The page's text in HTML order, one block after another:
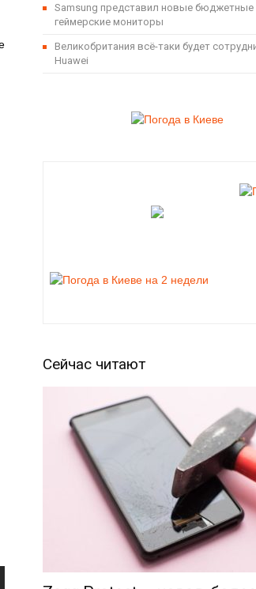
Samsung представил новые бюджетные
геймерские мониторы
Великобритания всё-таки будет
Huawei
Сейчас читают